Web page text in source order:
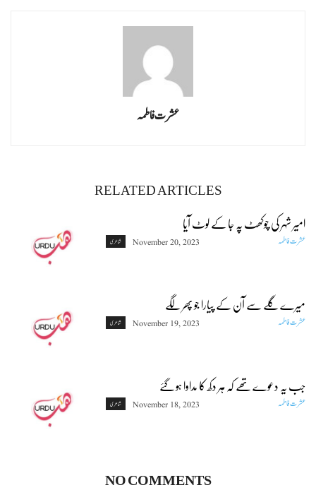
عشرت فاطمہ
RELATED ARTICLES
امیر شہر کی چوکھٹ پہ جا کے لوٹ آیا
شاعری عشرت فاطمہ November 20, 2023
میرے گلے سے آن کے پیارا جو پھر لگے
شاعری عشرت فاطمہ November 19, 2023
جب یہ دعوے تھے کہ ہر دکھ کا مداوا ہو گئے
شاعری عشرت فاطمہ November 18, 2023
NO COMMENTS